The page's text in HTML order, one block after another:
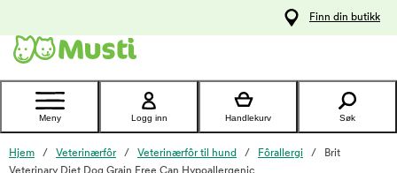
Kontakt
kundeservice
Finn din butikk
Meny Logg inn Handlekurv Søk
Hjem Veterinærfôr Veterinærfôr til hund Fôrallergi
Brit